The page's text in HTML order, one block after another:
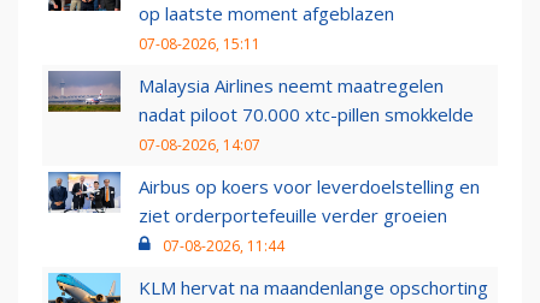
op laatste moment afgeblazen
07-08-2026, 15:11
Malaysia Airlines neemt maatregelen
nadat piloot 70.000 xtc-pillen smokkelde
07-08-2026, 14:07
Airbus op koers voor leverdoelstelling en
ziet orderportefeuille verder groeien
07-08-2026, 11:44
KLM hervat na maandenlange opschorting